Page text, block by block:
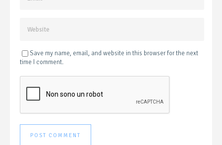
Save my name, email, and website in this browser for the next
time I comment.